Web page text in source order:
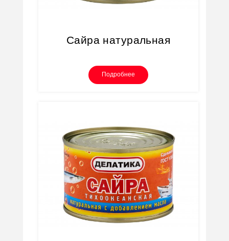
Сайра натуральная
Подробнее